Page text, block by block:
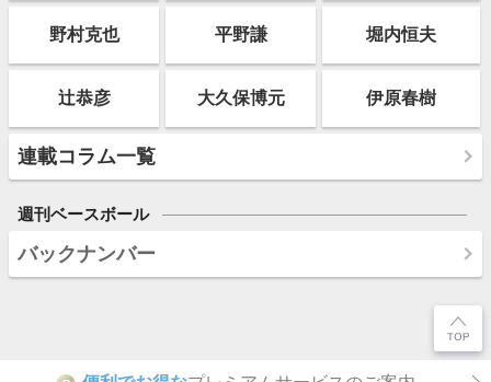
野村克也 平野謙 堀内恒夫
辻恭彦 大久保博元 伊原春樹
連載コラム一覧
週刊ベースボール
バックナンバー